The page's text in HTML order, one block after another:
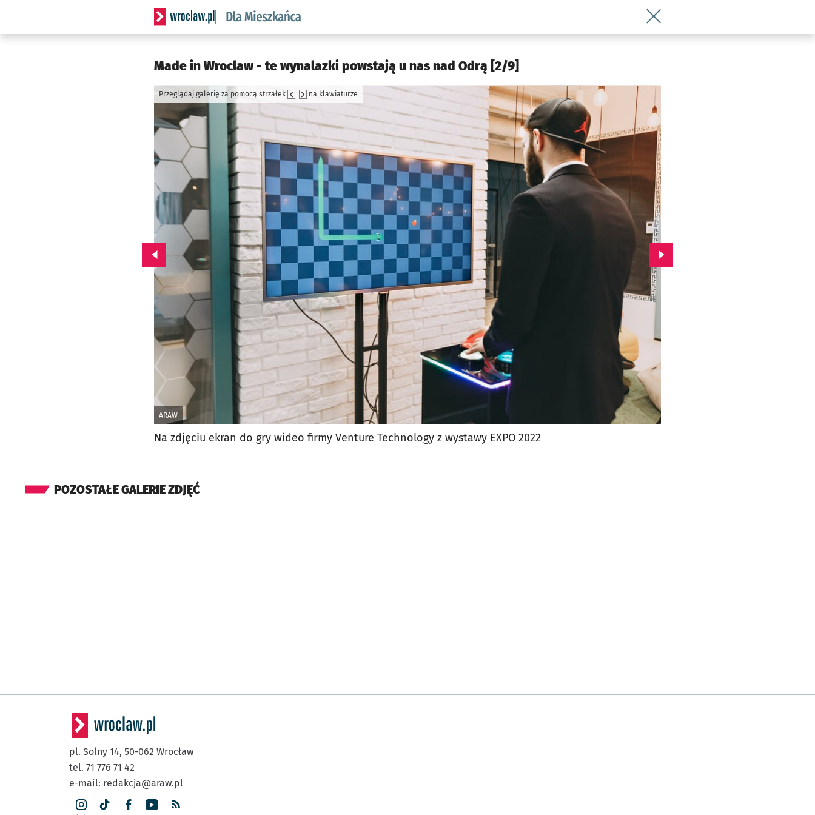
Serwis informacyjny wroclaw.pl podserwis: Dla mieszkańca
Wróć do artykułu Made in Wroclaw -
Made in Wroclaw - te wynalazki powstają u nas nad Odrą [2/9]
ARAW
Przeglądaj galerię za pomocą strzałek na klawiaturze
Przejdź do poprzedniego zdjęcia. Przejdź do kolejnego zdjęcia.
Na zdjęciu ekran do gry wideo firmy Venture Technology z wystawy EXPO 2022
POZOSTAŁE GALERIE ZDJĘĆ
pl. Solny 14, 50-062 Wrocław
tel. 71 776 71 42
e-mail: redakcja@araw.pl